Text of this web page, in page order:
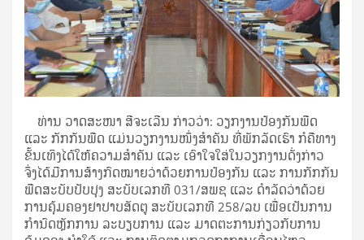
ທ່ານ ວາດສະໜາ ສີຈະເລີນ ກ່າວວ່າ: ວຽກງານປ້ອງກັນພືດ
ແລະ ກັກກັນພືດ ແມ່ນວຽກງານໜຶ່ງສຳຄັນ ທີ່ພັກລັດເຮົາ ກໍຄືທາງ
ຂັ້ນເທິງໄດ້ໃຫ້ຄວາມສຳຄັນ ແລະ ເອົາໃຈໃສ່ໃນວຽກງານດັ່ງກ່າວ
ຈຶ່ງໄດ້ມີການສ້າງກົດໝາຍວ່າດ້ວຍການປ້ອງກັນ ແລະ ການກັກກັນ
ພືດສະບັບປັບປຸງ ສະບັບເລກທີ 031/ສພຊ ແລະ ດຳລັດວ່າດ້ວຍ
ການຄຸ້ມຄອງຢາປາບສັດຕູ ສະບັບເລກທີ 258/ລບ ເພື່ອເປັນການ
ກຳນົດຫຼັກການ ລະບຽບການ ແລະ ມາດຕະການກ່ຽວກັບການ